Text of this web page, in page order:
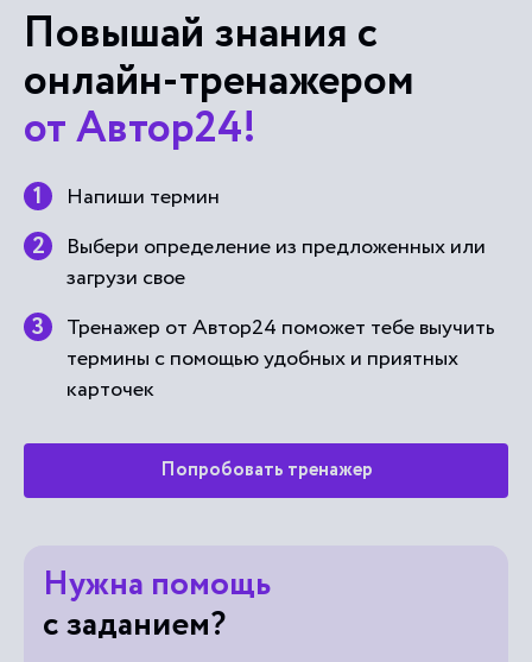
Повышай знания с
онлайн-тренажером
от Автор24!
Напиши термин
Выбери определение из предложенных или
загрузи свое
Тренажер от Автор24 поможет тебе выучить
термины с помощью удобных и приятных
карточек
Попробовать тренажер
Нужна помощь
с заданием?